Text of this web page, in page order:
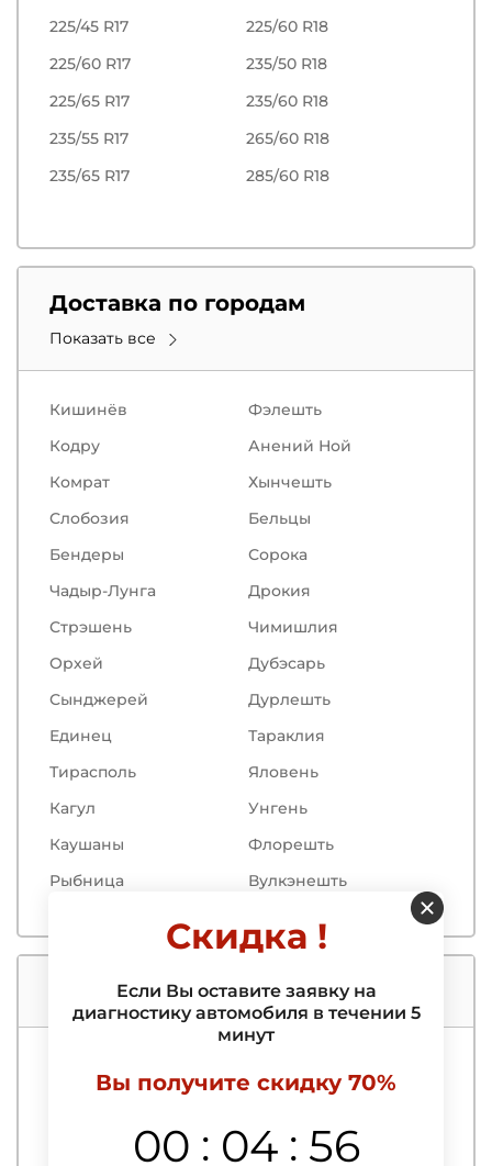
225/45 R17
225/60 R17
225/65 R17
235/55 R17
235/65 R17
225/60 R18
235/50 R18
235/60 R18
265/60 R18
285/60 R18
Доставка по городам
Показать все
Кишинёв
Фэлешть
Кодру
Анений Ной
Комрат
Хынчешть
Слобозия
Бельцы
Бендеры
Сорокa
Чадыр-Лунга
Дрокия
Стрэшень
Чимишлия
Орхей
Дубэсарь
Сынджерей
Дурлешть
Единец
Тараклия
Тирасполь
Яловень
Кагул
Унгень
Каушаны
Флорешть
Рыбница
Вулкэнешть
Услуги нашего автосервиса
Компьютерная диагностика
автомобиля
Скидка !
Если Вы оставите заявку на
диагностику автомобиля в течении 5
минут
Вы получите скидку 70%
00 : 04 : 55